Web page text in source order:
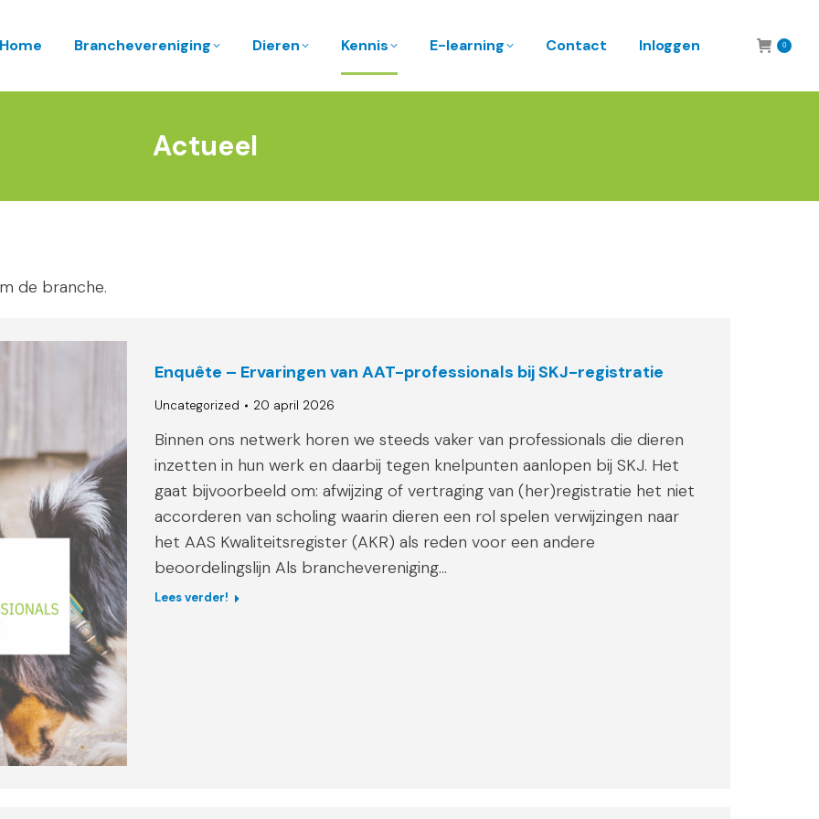
Home Branchevereniging Dieren Kennis E-learning Contact Inloggen 0
Actueel
de branche.
Enquête – Ervaringen van AAT-professionals bij SKJ-registratie
Uncategorized 20 april 2026
Binnen ons netwerk horen we steeds vaker van professionals die dieren
inzetten in hun werk en daarbij tegen knelpunten aanlopen bij SKJ. Het
gaat bijvoorbeeld om: afwijzing of vertraging van (her)registratie het niet
accorderen van scholing waarin dieren een rol spelen verwijzingen naar
het AAS Kwaliteitsregister (AKR) als reden voor een andere
beoordelingslijn Als branchevereniging…
Lees verder!